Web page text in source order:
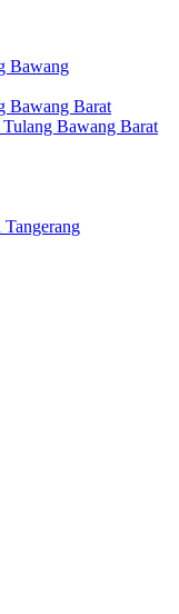
Bawang
Bawang Barat
Bawang Barat